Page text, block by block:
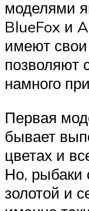
моделями
BlueFox и
имеют
позволяют
намного
Первая
бывает
цветах и
Но, рыбаки
золотой и